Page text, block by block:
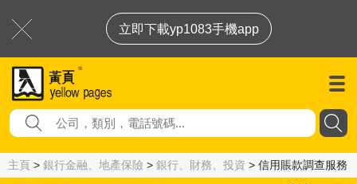
立即下載yp1083手機app
主頁 > 銀行金融、地產保險 > 銀行、財務、投資 > 信用賬款調查服務